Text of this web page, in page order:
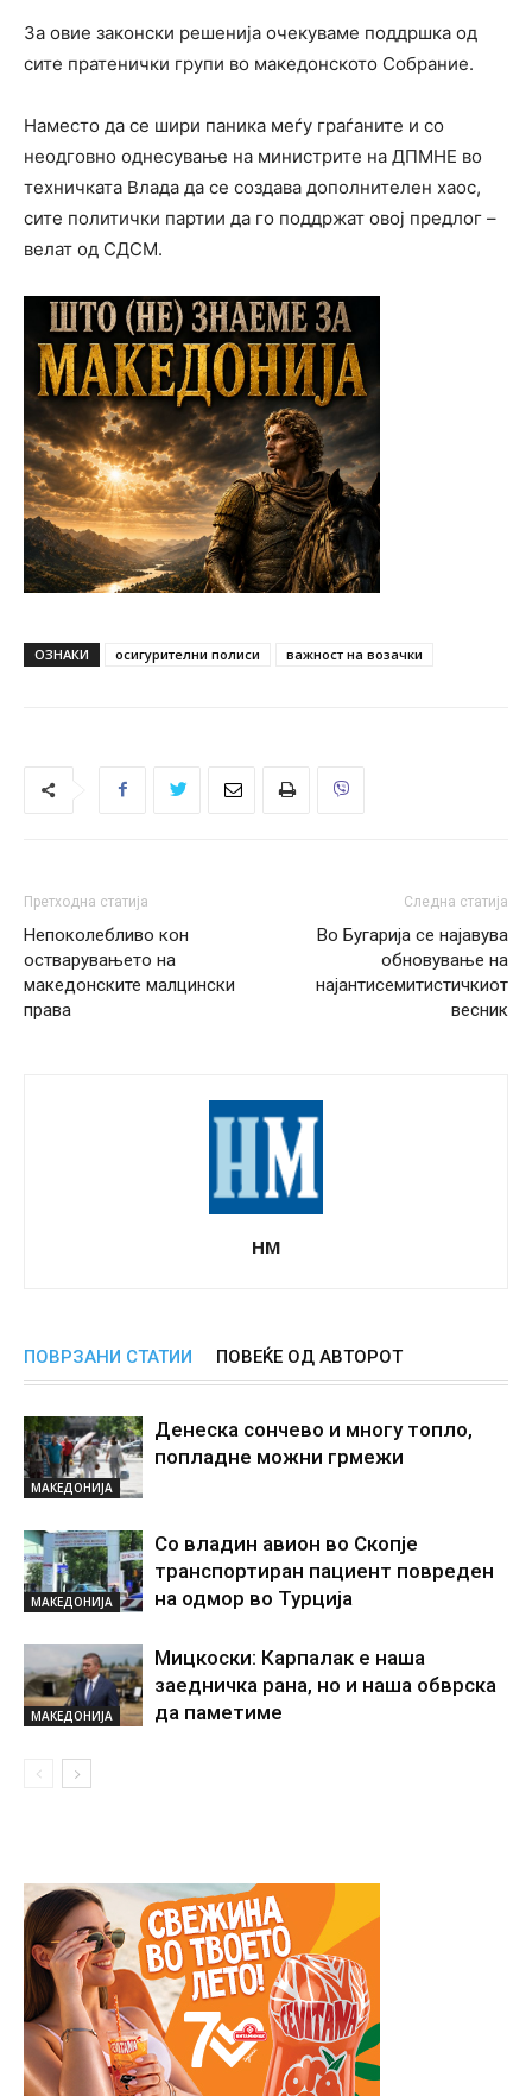
За овие законски решенија очекуваме поддршка од
сите пратенички групи во македонското Собрание.
Наместо да се шири паника меѓу граѓаните и со
неодговно однесување на министрите на ДПМНЕ во
техничката Влада да се создава дополнителен хаос,
сите политички партии да го поддржат овој предлог –
велат од СДСМ.
ОЗНАКИ осигурителни полиси важност на возачки
Претходна статија
Непоколебливо кон
остварувањето на
македонските малцински
права
Следна статија
Во Бугарија се најавува
обновување на
најантисемитистичкиот
весник
НМ
ПОВРЗАНИ СТАТИИ ПОВЕЌЕ ОД АВТОРОТ
МАКЕДОНИЈА
Денеска сончево и многу топло,
попладне можни грмежи
МАКЕДОНИЈА
Со владин авион во Скопје
транспортиран пациент повреден
на одмор во Турција
МАКЕДОНИЈА
Мицкоски: Карпалак е наша
заедничка рана, но и наша обврска
да паметиме